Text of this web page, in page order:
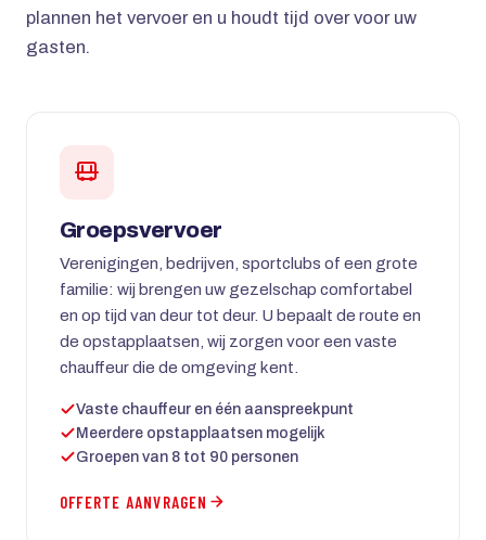
plannen het vervoer en u houdt tijd over voor uw
gasten.
Groepsvervoer
Verenigingen, bedrijven, sportclubs of een grote
familie: wij brengen uw gezelschap comfortabel
en op tijd van deur tot deur. U bepaalt de route en
de opstapplaatsen, wij zorgen voor een vaste
chauffeur die de omgeving kent.
Vaste chauffeur en één aanspreekpunt
Meerdere opstapplaatsen mogelijk
Groepen van 8 tot 90 personen
OFFERTE AANVRAGEN